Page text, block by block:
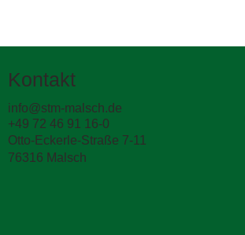
Kontakt
info@stm-malsch.de
+49 72 46 91 16-0
Otto-Eckerle-Straße 7-11
76316 Malsch